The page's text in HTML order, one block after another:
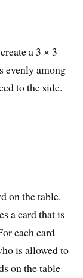
a 3 × 3
evenly among
to the side.
on the table.
a card that is
each card
is allowed to
on the table